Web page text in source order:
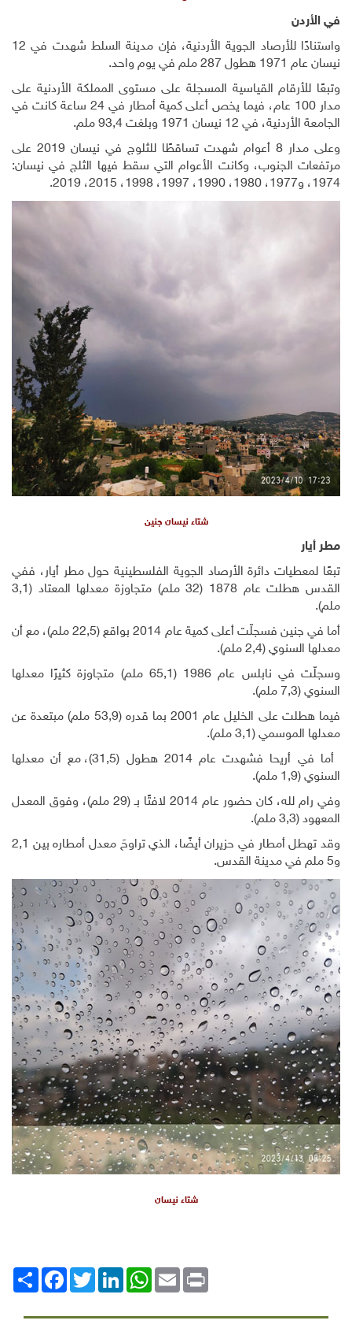
في الأردن
واستنادًا للأرصاد الجوية الأردنية، فإن مدينة السلط شهدت في 12
نيسان عام 1971 هطول 287 ملم في يوم واحد.
وتبعًا للأرقام القياسية المسجلة على مستوى المملكة الأردنية على
مدار 100 عام، فيما يخص أعلى كمية أمطار في 24 ساعة كانت في
الجامعة الأردنية، في 12 نيسان 1971 وبلغت 93,4 ملم.
وعلى مدار 8 أعوام شهدت تساقطًا للثلوج في نيسان 2019 على
مرتفعات الجنوب، وكانت الأعوام التي سقط فيها الثلج في نيسان:
1974، و1977، 1980، 1990، 1997، 1998، 2015، 2019
.
شتاء نيسان جنين
مطر أيار
تبعًا لمعطيات دائرة الأرصاد الجوية الفلسطينية حول مطر أيار، ففي
القدس هطلت عام 1878 (32 ملم) متجاوزة معدلها المعتاد (3,1
ملم).
أما في جنين فسجلّت أعلى كمية عام 2014 بواقع (22,5 ملم)، مع أن
معدلها السنوي (2,4 ملم).
وسجلّت في نابلس عام 1986 (65,1 ملم) متجاوزة كثيرًا معدلها
السنوي (7,3 ملم).
فيما هطلت على الخليل عام 2001 بما قدره (53,9 ملم) مبتعدة عن
معدلها الموسمي (3,1 ملم).
أما في أريحا فشهدت عام 2014 هطول (31,5)، مع أن معدلها
السنوي (1,9 ملم).
وفي رام لله، كان حضور عام 2014 لافتًا بـ (29 ملم)، وفوق المعدل
المعهود (3,3 ملم).
وقد تهطل أمطار في حزيران أيضًا، الذي تراوحَ معدل أمطاره بين 2,1
و5 ملم في مدينة القدس
.
شتاء نيسان
انشر
FacebookTwitterLinkedIn
WhatsAppEmail Print